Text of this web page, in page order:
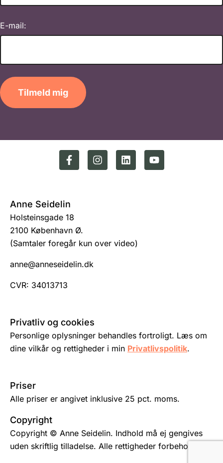
E-mail:
Tilmeld mig
Anne Seidelin
Holsteinsgade 18
2100 København Ø.
(Samtaler foregår kun over video)
anne@anneseidelin.dk
CVR: 34013713
Privatliv og cookies
Personlige oplysninger behandles fortroligt. Læs om
dine vilkår og rettigheder i min Privatlivspolitik.
Priser
Alle priser er angivet inklusive 25 pct. moms.
Copyright
Copyright © Anne Seidelin. Indhold må ej gengives
uden skriftlig tilladelse. Alle rettigheder forbeholdes.